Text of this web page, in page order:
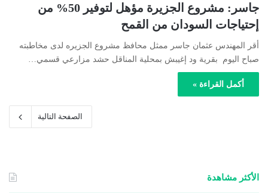
جاسر: مشروع الجزيرة مؤهل لتوفير 50% من
إحتياجات السودان من القمح
أقر المهندس عثمان جاسر ممثل محافظ مشروع الجزيره لدى مخاطبته
صباح اليوم بقرية ود إغيبش بمحلية المناقل حشد مزارعي قسمي…
أكمل القراءة »
الصفحة التالية
الأكثر مشاهدة